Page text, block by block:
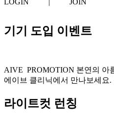
LOGIN | JOIN
기기 도입 이벤트
AIVE PROMOTION 본연의 아
에이브 클리닉에서 만나보세요.
라이트컷 런칭